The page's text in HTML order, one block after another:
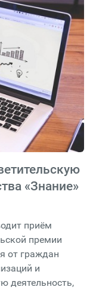
«Знание»
приём
премии
от граждан
и
деятельность,